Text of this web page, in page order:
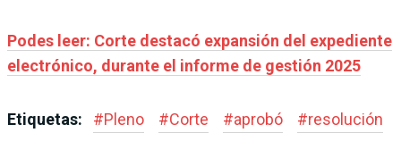
Podes leer: Corte destacó expansión del expediente
electrónico, durante el informe de gestión 2025
Etiquetas: #Pleno #Corte #aprobó #resolución